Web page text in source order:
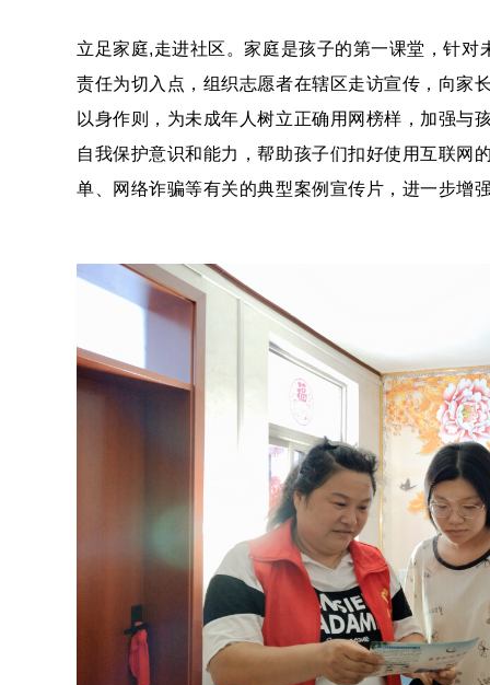
立足家庭,走进社区。家庭是孩子的第一课堂，针
责任为切入点，组织志愿者在辖区走访宣传，向家
以身作则，为未成年人树立正确用网榜样，加强与
自我保护意识和能力，帮助孩子们扣好使用互联网
单、网络诈骗等有关的典型案例宣传片，进一步增